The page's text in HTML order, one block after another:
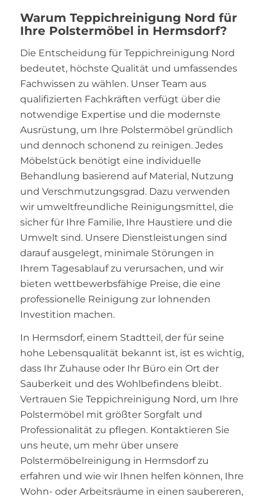
Warum Teppichreinigung Nord für
Ihre Polstermöbel in Hermsdorf?
Die Entscheidung für Teppichreinigung Nord
bedeutet, höchste Qualität und umfassendes
Fachwissen zu wählen. Unser Team aus
qualifizierten Fachkräften verfügt über die
notwendige Expertise und die modernste
Ausrüstung, um Ihre Polstermöbel gründlich
und dennoch schonend zu reinigen. Jedes
Möbelstück benötigt eine individuelle
Behandlung basierend auf Material, Nutzung
und Verschmutzungsgrad. Dazu verwenden
wir umweltfreundliche Reinigungsmittel, die
sicher für Ihre Familie, Ihre Haustiere und die
Umwelt sind. Unsere Dienstleistungen sind
darauf ausgelegt, minimale Störungen in
Ihrem Tagesablauf zu verursachen, und wir
bieten wettbewerbsfähige Preise, die eine
professionelle Reinigung zur lohnenden
Investition machen.
In Hermsdorf, einem Stadtteil, der für seine
hohe Lebensqualität bekannt ist, ist es wichtig,
dass Ihr Zuhause oder Ihr Büro ein Ort der
Sauberkeit und des Wohlbefindens bleibt.
Vertrauen Sie Teppichreinigung Nord, um Ihre
Polstermöbel mit größter Sorgfalt und
Professionalität zu pflegen. Kontaktieren Sie
uns heute, um mehr über unsere
Polstermöbelreinigung in Hermsdorf zu
erfahren und wie wir Ihnen helfen können, Ihre
Wohn- oder Arbeitsräume in einen saubereren,